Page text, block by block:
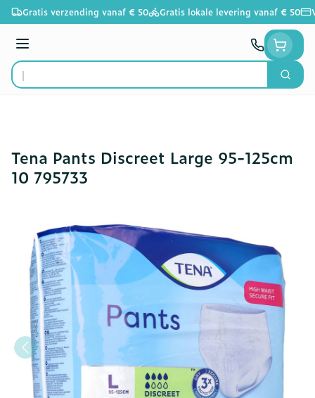
Ga naar de inhoud
Gratis verzending vanaf € 50 Gratis lokale levering vanaf € 50
Menu
Product, merk, categorie...
Zoek
Tena Pants Discreet Large 95-125cm
10 795733